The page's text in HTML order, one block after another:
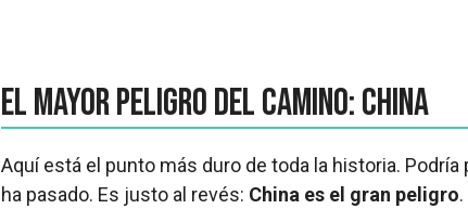
El mayor peligro del camino: China
Aquí está el punto más duro de toda la historia. Podría
ha pasado. Es justo al revés: China es el gran peligro.